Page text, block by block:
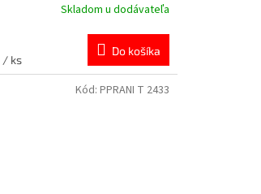
Skladom u dodávateľa
/ ks
Do košíka
Kód: PPRANI T 2433